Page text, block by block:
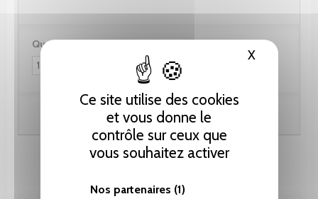
Ce site utilise des cookies
et vous donne le
contrôle sur ceux que
vous souhaitez activer
Nos partenaires (1)
XMasquer
Quantité :
Ajouter au panier